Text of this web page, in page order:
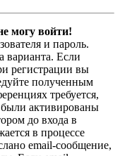
могу войти!
и пароль.
варианта. Если
регистрации вы
полученным
требуется,
активированы
до входа в
в процессе
email-сообщение,